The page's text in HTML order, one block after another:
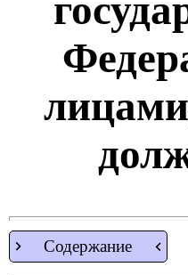
Содержание